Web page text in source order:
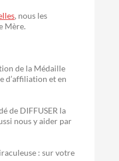
, nous les
Mère.
de la Médaille
d’affiliation et en
de DIFFUSER la
nous y aider par
: sur votre